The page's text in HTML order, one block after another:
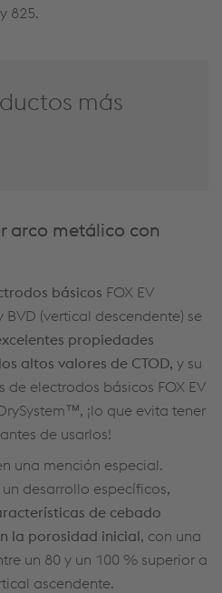
825.
más
arco metálico con
básicos FOX EV
BVD (vertical descendente) se
propiedades
altos valores de CTOD, y su
electrodos básicos FOX EV
¡lo que evita tener
de usarlos!
una mención especial.
desarrollo específicos,
de cebado
la porosidad inicial, con una
un 80 y un 100 % superior a
ascendente.